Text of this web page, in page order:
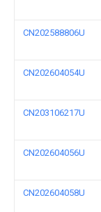
CN202588806U
CN202604054U
CN203106217U
CN202604056U
CN202604058U